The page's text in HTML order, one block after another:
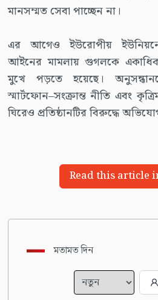
মানসম্মত সেবা পাচ্ছেন না।
এর আগেও ইউরোপীয়
আইনের মামলায় গুগলকে
মুখে পড়তে হয়েছে।
স্মার্টফোন–সংক্রান্ত নীতি এবং
ঘিরেও প্রতিষ্ঠানটির বিরুদ্ধে
Read this article
মতামত দিন